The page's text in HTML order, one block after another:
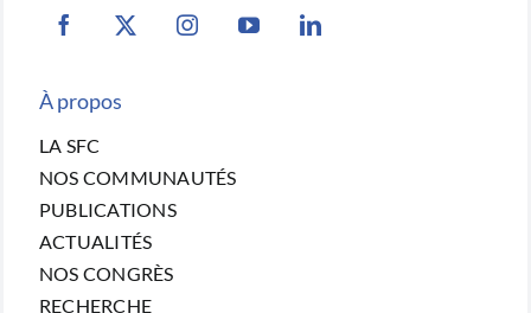
À propos
LA SFC
NOS COMMUNAUTÉS
PUBLICATIONS
ACTUALITÉS
NOS CONGRÈS
RECHERCHE